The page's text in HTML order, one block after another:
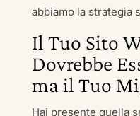
abbiamo la strategia
Il Tuo Sito
Dovrebbe
ma il Tuo
Hai presente quella